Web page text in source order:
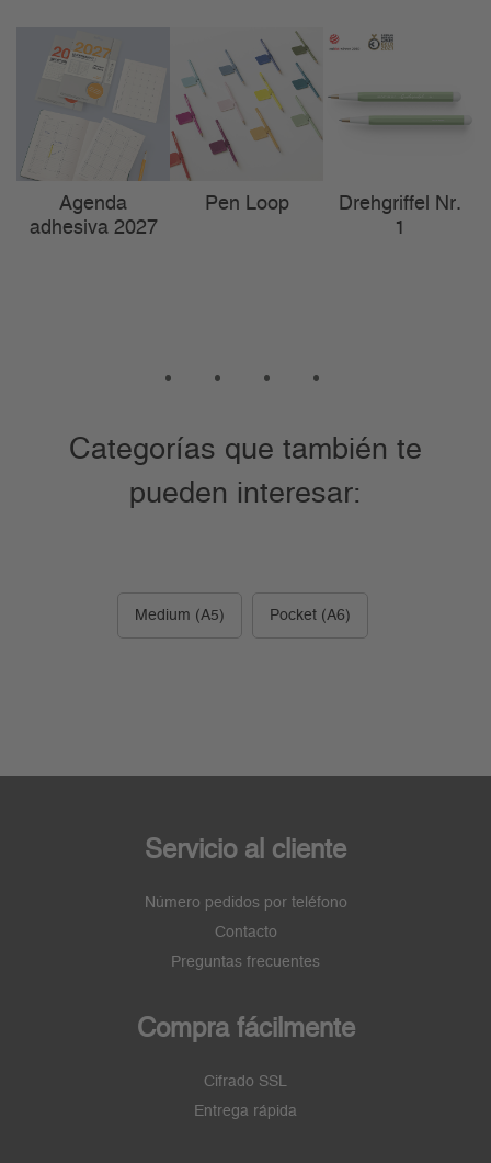
Agenda
adhesiva 2027
Pen Loop
Drehgriffel Nr.
1
Categorías que también te
pueden interesar:
Medium (A5) Pocket (A6)
Servicio al cliente
Número pedidos por teléfono
Contacto
Preguntas frecuentes
Compra fácilmente
Cifrado SSL
Entrega rápida